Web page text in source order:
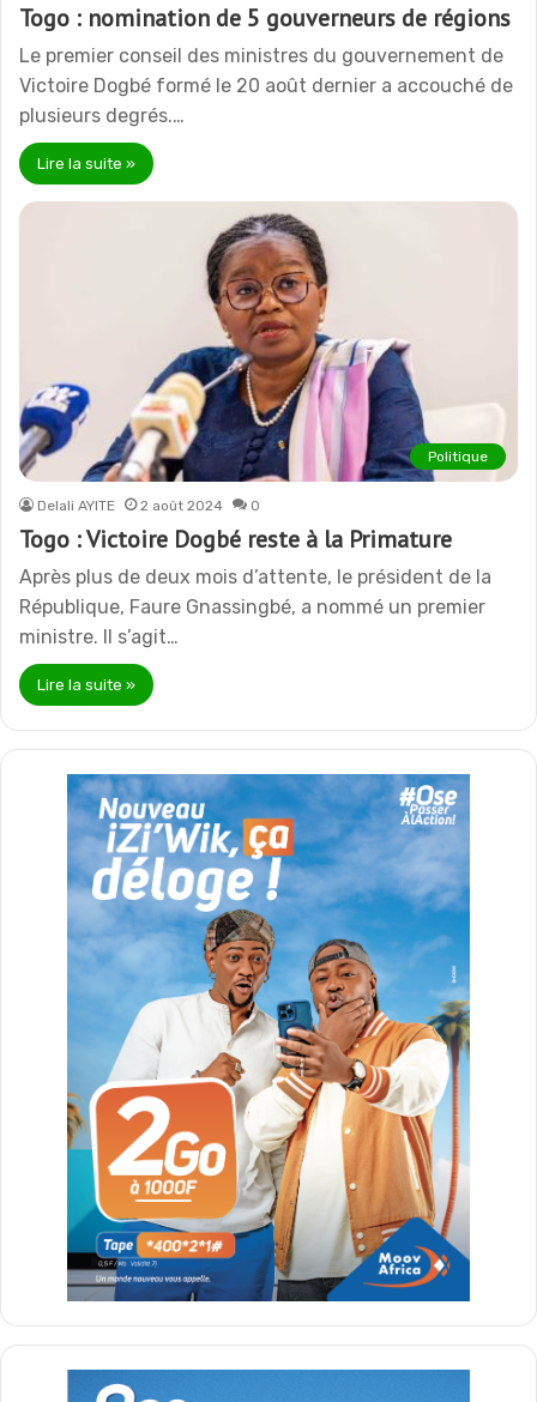
Togo : nomination de 5 gouverneurs de régions
Le premier conseil des ministres du gouvernement de
Victoire Dogbé formé le 20 août dernier a accouché de
plusieurs degrés.…
Lire la suite »
Politique
Delali AYITE 2 août 2024 0
Togo : Victoire Dogbé reste à la Primature
Après plus de deux mois d’attente, le président de la
République, Faure Gnassingbé, a nommé un premier
ministre. Il s’agit…
Lire la suite »